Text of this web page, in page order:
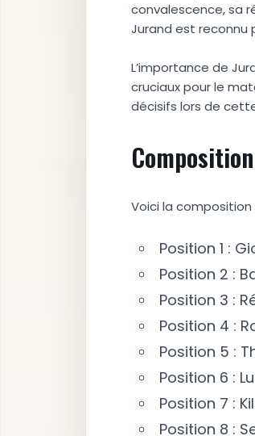
convalescence, sa
Jurand est reconnu
L’importance de
cruciaux pour le
décisifs lors de
Voici la composition
Position 1 :
Position 2 :
Position 3 :
Position 4 :
Position 5 :
Position 6 :
Position 7 :
Position 8 :